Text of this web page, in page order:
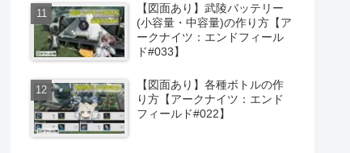
【図面あり】武陵バッテリー
(小容量・中容量)の作り方【ア
ークナイツ：エンドフィール
ド#033】
【図面あり】各種ボトルの作
り方【アークナイツ：エンド
フィールド#022】